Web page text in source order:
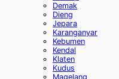
Demak
Dieng
Jepara
Karanganyar
Kebumen
Kendal
Klaten
Kudus
Magelang